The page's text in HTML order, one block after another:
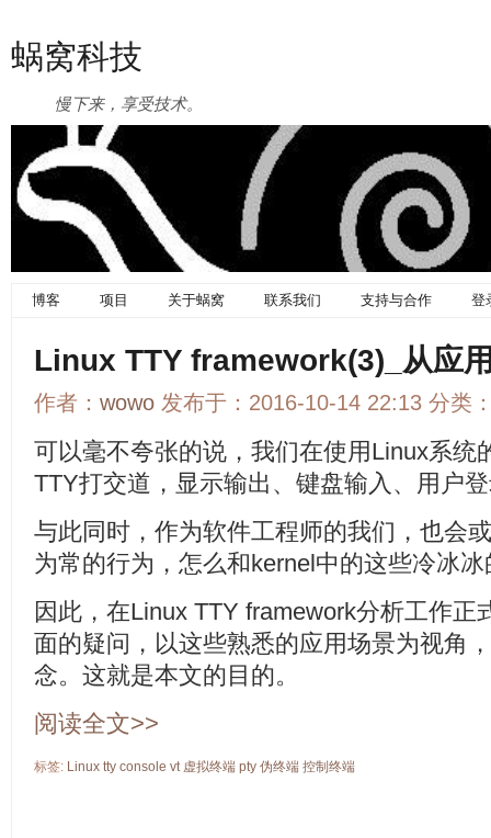
蜗窝科技
慢下来，享受技术。
博客 项目 关于蜗窝 联系我们 支持与合作 登
Linux TTY framework(3)_从应
作者： wowo 发布于：2016-10-14 22:13 分类
可以毫不夸张的说，我们在使用Linux系统
TTY打交道，显示输出、键盘输入、用户
与此同时，作为软件工程师的我们，也会
为常的行为，怎么和kernel中的这些冷冰
因此，在Linux TTY framework分析工作正
面的疑问，以这些熟悉的应用场景为视角
念。这就是本文的目的。
阅读全文>>
标签: Linux tty console vt 虚拟终端 pty 伪终端 控制终端